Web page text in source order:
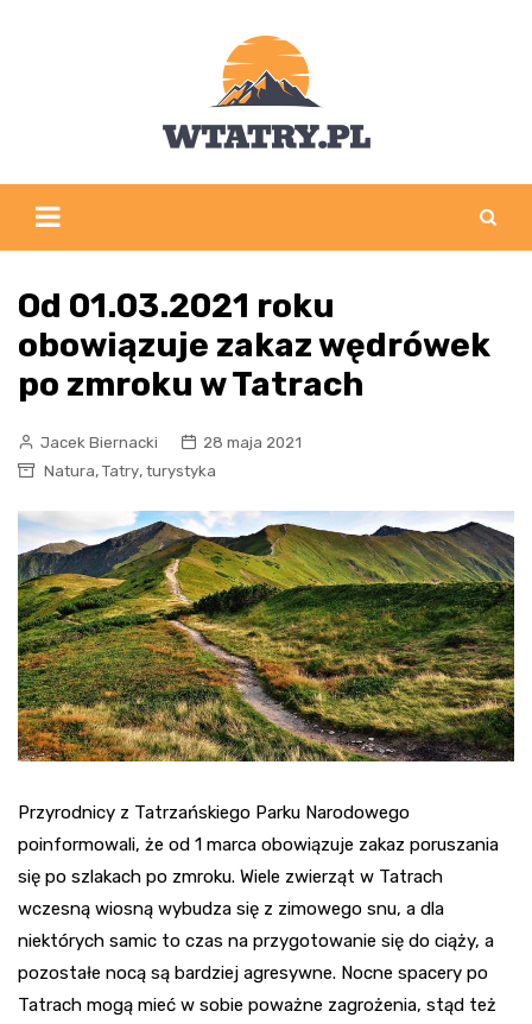
Od 01.03.2021 roku
obowiązuje zakaz wędrówek
po zmroku w Tatrach
Jacek Biernacki
28 maja 2021
Natura, Tatry, turystyka
Przyrodnicy z Tatrzańskiego Parku Narodowego
poinformowali, że od 1 marca obowiązuje zakaz poruszania
się po szlakach po zmroku. Wiele zwierząt w Tatrach
wczesną wiosną wybudza się z zimowego snu, a dla
niektórych samic to czas na przygotowanie się do ciąży, a
pozostałe nocą są bardziej agresywne. Nocne spacery po
Tatrach mogą mieć w sobie poważne zagrożenia, stąd też